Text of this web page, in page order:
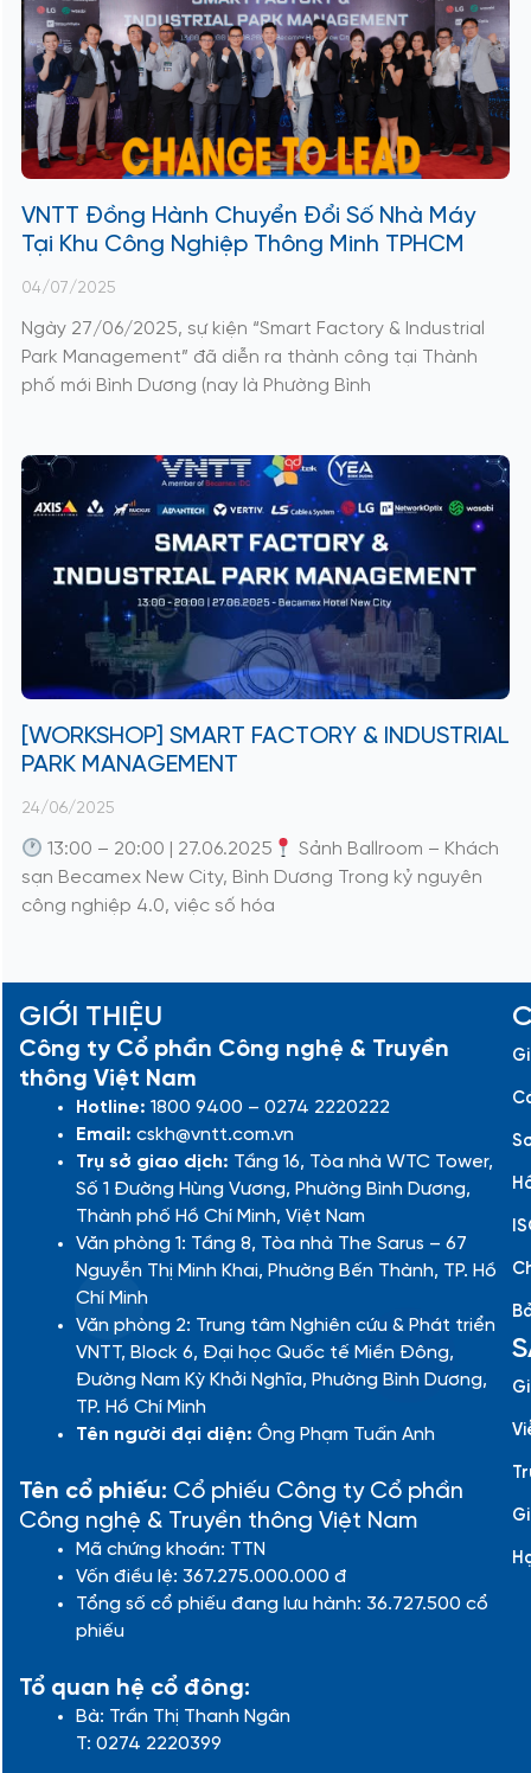
VNTT Đồng Hành Chuyển Đổi Số Nhà Máy
Tại Khu Công Nghiệp Thông Minh TPHCM
04/07/2025
Ngày 27/06/2025, sự kiện “Smart Factory & Industrial
Park Management” đã diễn ra thành công tại Thành
phố mới Bình Dương (nay là Phường Bình
[WORKSHOP] SMART FACTORY & INDUSTRIAL
PARK MANAGEMENT
24/06/2025
13:00 – 20:00 | 27.06.2025
Sảnh Ballroom – Khách
sạn Becamex New City, Bình Dương Trong kỷ nguyên
công nghiệp 4.0, việc số hóa
GIỚI THIỆU
Công ty Cổ phần Công nghệ & Truyền
thông Việt Nam
Hotline: 1800 9400 – 0274 2220222
Email: cskh@vntt.com.vn
Trụ sở giao dịch: Tầng 16, Tòa nhà WTC Tower,
Số 1 Đường Hùng Vương, Phường Bình Dương,
Thành phố Hồ Chí Minh, Việt Nam
Văn phòng 1: Tầng 8, Tòa nhà The Sarus – 67
Nguyễn Thị Minh Khai, Phường Bến Thành, TP. Hồ
Chí Minh
Văn phòng 2: Trung tâm Nghiên cứu & Phát triển
VNTT, Block 6, Đại học Quốc tế Miền Đông,
Đường Nam Kỳ Khởi Nghĩa, Phường Bình Dương,
TP. Hồ Chí Minh
Tên người đại diện: Ông Phạm Tuấn Anh
Tên cổ phiếu: Cổ phiếu Công ty Cổ phần
Công nghệ & Truyền thông Việt Nam
Mã chứng khoán: TTN
Vốn điều lệ: 367.275.000.000 đ
Tổng số cổ phiếu đang lưu hành: 36.727.500 cổ
phiếu
Tổ quan hệ cổ đông:
Bà: Trần Thị Thanh Ngân
T: 0274 2220399